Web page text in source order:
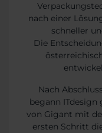
nach einer
schneller
Die
Nach
begann
von Gigant mit
ersten Schritt